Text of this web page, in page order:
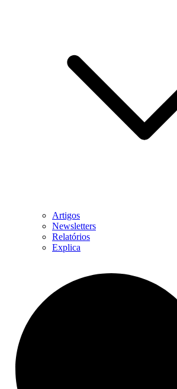
Artigos
Newsletters
Relatórios
Explica